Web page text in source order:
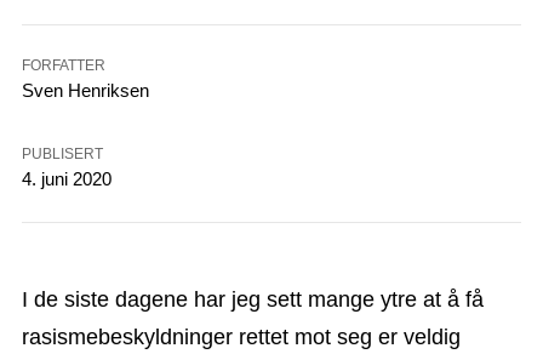
FORFATTER
Sven Henriksen
PUBLISERT
4. juni 2020
I de siste dagene har jeg sett mange ytre at å få
rasismebeskyldninger rettet mot seg er veldig